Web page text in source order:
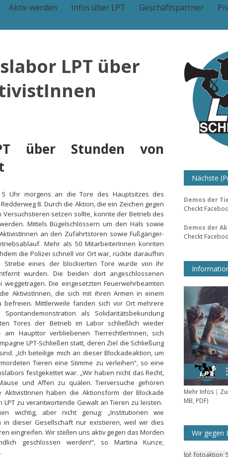
Aktiv werden Infos über LPT Geschäftspartner
LPT über
über Stunden von
Uhr morgens an die Tore des Hauptsitzes des
8. Durch die Aktion, die ein Zeichen gegen
setzen sollte, konnte der Betrieb des
Mittels Bügelschlössern um den Hals sowie
an den Zufahrtstoren sowie Fußgänger-
Mehr als 50 MitarbeiterInnen konnten
die Polizei schnell vor Ort war, rückte daraufhin
Strebe eines der blockierten Tore wurde von ihr
wurden. Die beiden dort angeschlossenen
Die eingesetzten Feuerwehrbeamten
AktivistInnen, die sich mit ihren Armen in einem
Mittlerweile fanden sich vor Ort mehrere
als Solidaritätsbekundung
Tores der Betrieb im Labor schließlich wieder
Haupttor verbliebenen TierrechtlerInnen, sich
LPT-Schließen statt, deren Ziel die Schließung
„Ich beteilige mich an dieser Blockadeaktion, um
Tieren eine Stimme zu verleihen“, so eine
festgekettet war. „Wir haben nicht das Recht,
und Affen zu quälen. Tierversuche gehören
haben die Aktionsform der Blockade
zu verantwortende Gewalt an Tieren zu leisten.
wichtig, aber nicht genug: „Institutionen wie
in dieser Gesellschaft nur existieren, weil wir dies
eingreifen. Wir stellen uns aktiv gegen das Morden
geschlossen werden!“, so Martina Kunze,
Nächste
Demos der
Checkt
Demos der
Checkt
Mehr Infos |
MB, PDF)
Wir gegen